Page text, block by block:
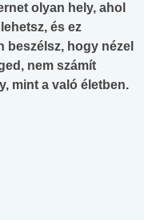
olyan hely, ahol
és ez
beszélsz, hogy nézel
nem számít
mint a való életben.